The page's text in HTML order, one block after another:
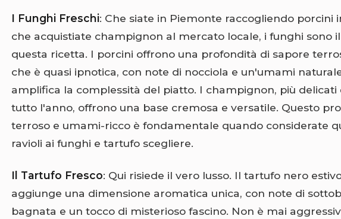
I Funghi Freschi: Che siate in Piemonte raccogliendo porcini
che acquistiate champignon al mercato locale, i funghi sono
questa ricetta. I porcini offrono una profondità di sapore
che è quasi ipnotica, con note di nocciola e un'umami
amplifica la complessità del piatto. I champignon, più delicati
tutto l'anno, offrono una base cremosa e versatile. Questo
terroso e umami-ricco è fondamentale quando considerate
ravioli ai funghi e tartufo scegliere.
Il Tartufo Fresco: Qui risiede il vero lusso. Il tartufo nero
aggiunge una dimensione aromatica unica, con note di
bagnata e un tocco di misterioso fascino. Non è mai